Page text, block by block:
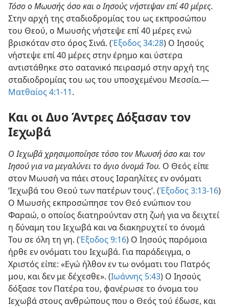
Τόσο ο Μωυσής όσο και ο Ιησούς νήστεψαν επί 40 μέρες.
Στην αρχή της σταδιοδρομίας του ως εκπροσώπου
του Θεού, ο Μωυσής νήστεψε επί 40 μέρες ενώ
βρισκόταν στο όρος Σινά. (Έξοδος 34:28) Ο Ιησούς
νήστεψε επί 40 μέρες στην έρημο και ύστερα
αντιστάθηκε στο σατανικό πειρασμό στην αρχή της
σταδιοδρομίας του ως του υποσχεμένου Μεσσία.—
Ματθαίος 4:1-11.
Και οι Δυο Άντρες Δόξασαν τον
Ιεχωβά
Ο Ιεχωβά χρησιμοποίησε τόσο τον Μωυσή όσο και τον
Ιησού για να μεγαλύνει το άγιο όνομά Του. Ο Θεός είπε
στον Μωυσή να πάει στους Ισραηλίτες εν ονόματι
‘Ιεχωβά του Θεού των πατέρων τους’. (Έξοδος 3:13-16)
Ο Μωυσής εκπροσώπησε τον Θεό ενώπιον του
Φαραώ, ο οποίος διατηρούνταν στη ζωή για να δειχτεί
η δύναμη του Ιεχωβά και να διακηρυχτεί το όνομά
Του σε όλη τη γη. (Έξοδος 9:16) Ο Ιησούς παρόμοια
ήρθε εν ονόματι του Ιεχωβά. Για παράδειγμα, ο
Χριστός είπε: «Εγώ ήλθον εν τω ονόματι του Πατρός
μου, και δεν με δέχεσθε». (Ιωάννης 5:43) Ο Ιησούς
δόξασε τον Πατέρα του, φανέρωσε το όνομα του
Ιεχωβά στους ανθρώπους που ο Θεός τού έδωσε, και